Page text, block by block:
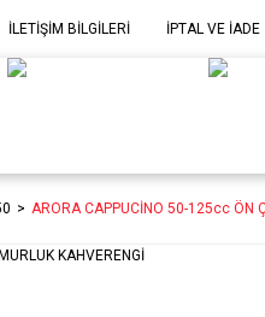
İLETİŞİM BİLGİLERİ İPTAL VE İADE
ARORA CAPPUCİNO 50-125cc ÖN